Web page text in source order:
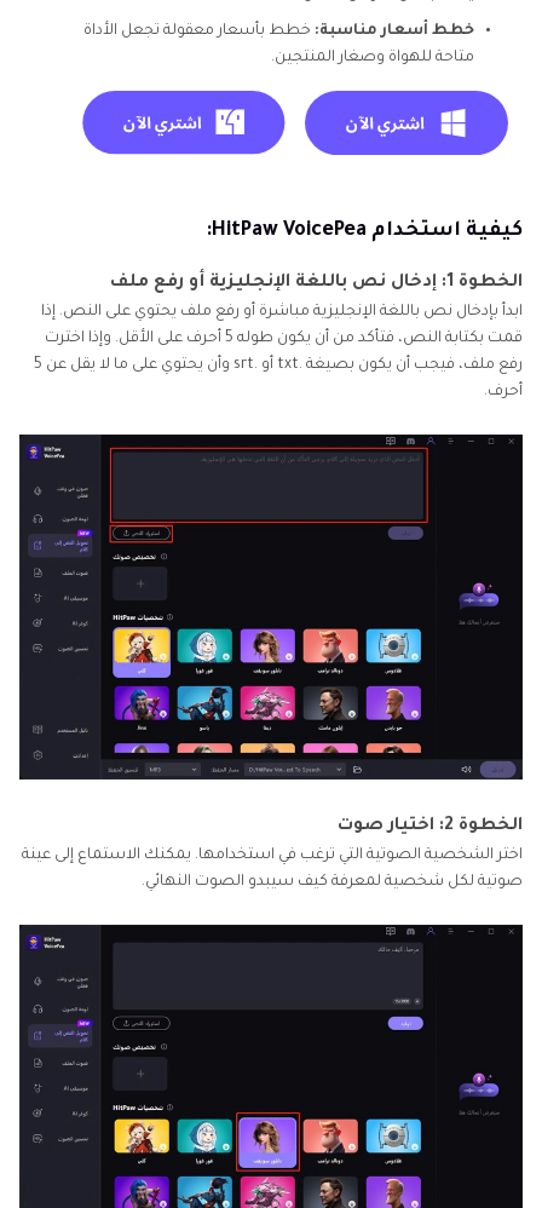
خطط أسعار مناسبة: خطط بأسعار معقولة تجعل الأداة
متاحة للهواة وصغار المنتجين.
كيفية استخدام HitPaw VoicePea:
الخطوة 1: إدخال نص باللغة الإنجليزية أو رفع ملف
ابدأ بإدخال نص باللغة الإنجليزية مباشرة أو رفع ملف يحتوي على النص. إذا
قمت بكتابة النص، فتأكد من أن يكون طوله 5 أحرف على الأقل. وإذا اخترت
رفع ملف، فيجب أن يكون بصيغة .txt أو .srt وأن يحتوي على ما لا يقل عن 5
أحرف.
الخطوة 2: اختيار صوت
اختر الشخصية الصوتية التي ترغب في استخدامها. يمكنك الاستماع إلى عينة
صوتية لكل شخصية لمعرفة كيف سيبدو الصوت النهائي.